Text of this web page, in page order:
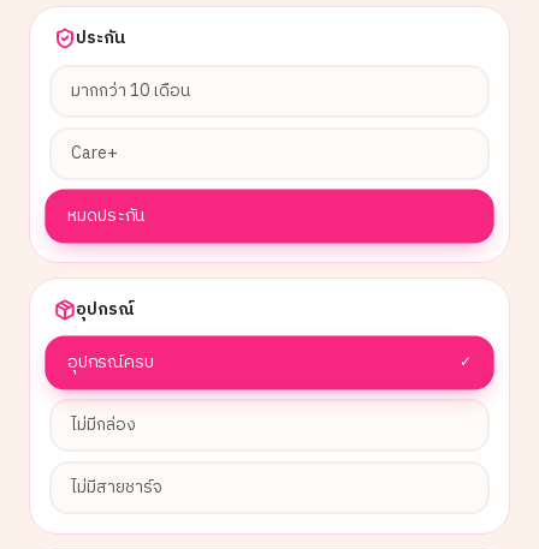
ประกัน
มากกว่า 10 เดือน
Care+
หมดประกัน
อุปกรณ์
อุปกรณ์ครบ ✓
ไม่มีกล่อง
ไม่มีสายชาร์จ